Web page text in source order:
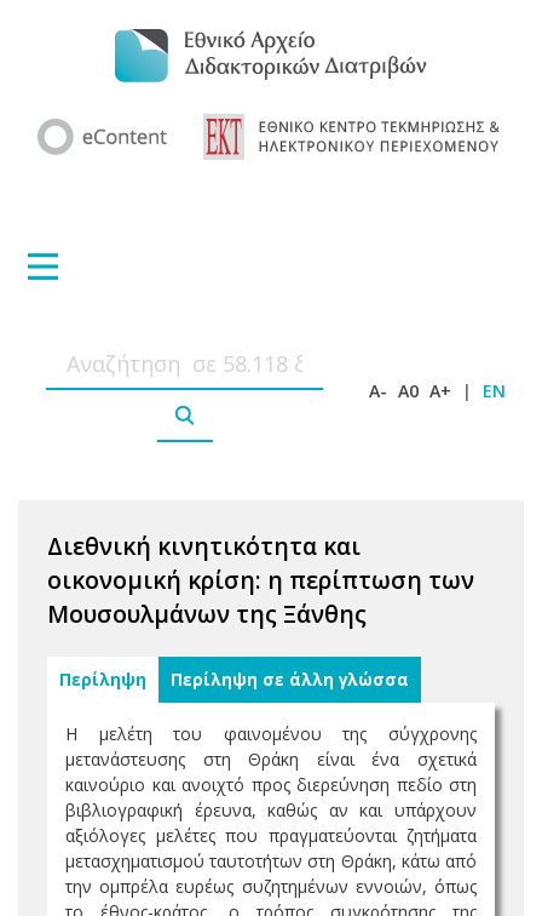
A- A0 A+ | EN
Διεθνική κινητικότητα και
οικονομική κρίση: η περίπτωση των
Μουσουλμάνων της Ξάνθης
Περίληψη Περίληψη σε άλλη γλώσσα
Η μελέτη του φαινομένου της σύγχρονης
μετανάστευσης στη Θράκη είναι ένα σχετικά
καινούριο και ανοιχτό προς διερεύνηση πεδίο στη
βιβλιογραφική έρευνα, καθώς αν και υπάρχουν
αξιόλογες μελέτες που πραγματεύονται ζητήματα
μετασχηματισμού ταυτοτήτων στη Θράκη, κάτω από
την ομπρέλα ευρέως συζητημένων εννοιών, όπως